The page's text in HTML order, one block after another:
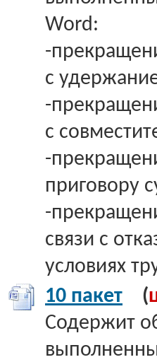
Word:
-
с
-
с
-
приговору
-
связи с
условиях
10 пакет
(
Содержит